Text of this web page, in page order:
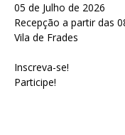
05 de Julho de 2026
Recepção a partir das
Vila de Frades
Inscreva-se!
Participe!